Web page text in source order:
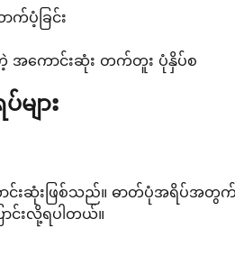
ပံ့ခြင်း
တဲ့ အကောင်းဆုံး တက်တူး ပုံနှိပ်စ
ျား
ာင်းဆုံးဖြစ်သည်။ ဓာတ်ပုံအရိပ်အတွ
င်းလို့ရပါတယ်။